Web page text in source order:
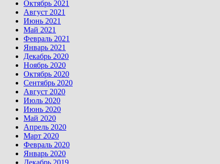
Октябрь 2021
Август 2021
Июнь 2021
Май 2021
Февраль 2021
Январь 2021
Декабрь 2020
Ноябрь 2020
Октябрь 2020
Сентябрь 2020
Август 2020
Июль 2020
Июнь 2020
Май 2020
Апрель 2020
Март 2020
Февраль 2020
Январь 2020